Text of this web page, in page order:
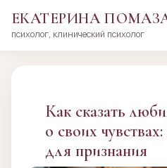
ЕКАТЕРИНА
психолог, клинический психолог
Как сказать
о своих
для признания